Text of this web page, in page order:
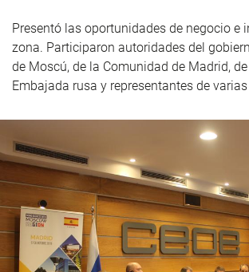
Presentó las oportunidades de negocio e
zona. Participaron autoridades del
de Moscú, de la Comunidad de Madrid, de
Embajada rusa y representantes de